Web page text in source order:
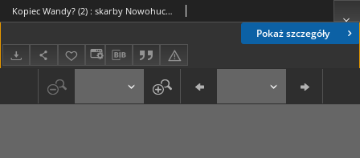
Pokaż szczegóły
Kopiec Wandy? (2) : skarby Nowohuckiego Oddziału Muzeum Archeologicznego (58)